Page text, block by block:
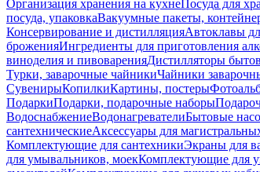
Организация хранения на кухнеПосуда для
посуда, упаковкаВакуумные пакеты,
Консервирование и дистилляцияАвтоклавы
броженияИнгредиенты для приготовления
виноделия и пивоваренияДистилляторы
Турки, заварочные чайникиЧайники
СувенирыКопилкиКартины, постеры
ПодаркиПодарки, подарочные наборы
ВодоснабжениеВодонагревателиБытовые
сантехническиеАксессуары для
Комплектующие для сантехникиЭкраны для
для умывальников, моекКомплектующие для